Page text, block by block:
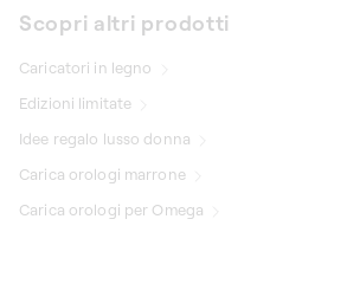
Scopri altri prodotti
Caricatori in legno
Edizioni limitate
Idee regalo lusso donna
Carica orologi marrone
Carica orologi per Omega